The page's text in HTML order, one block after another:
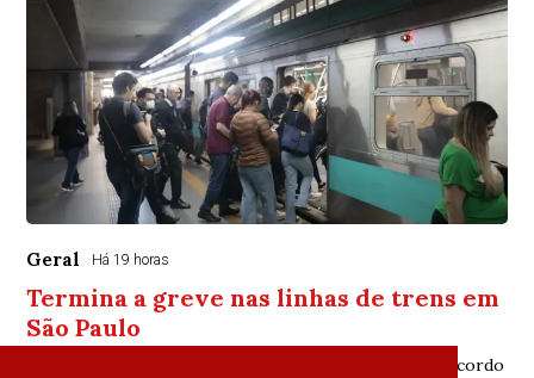
Geral Há 19 horas
Termina a greve nas linhas de trens em
São Paulo
Sindicato mantém estado de greve para acompanhar acordo